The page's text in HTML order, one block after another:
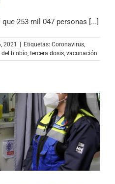
253 mil 047 personas [...]
2021 | Etiquetas: Coronavirus
del biobío tercera dosis vacunación